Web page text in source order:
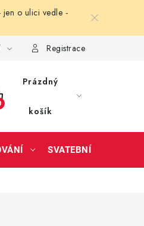
jen o ulici vedle -
Registrace
Prázdný
košík
SVATEBNÍ DOPLŇKY